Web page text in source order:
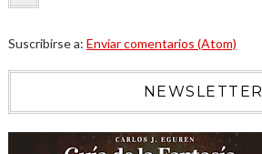
Suscribirse a: Enviar comentarios (Atom)
NEWSLETTER